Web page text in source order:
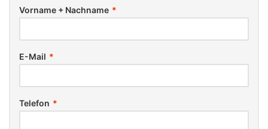
Vorname + Nachname *
E-Mail *
Telefon *